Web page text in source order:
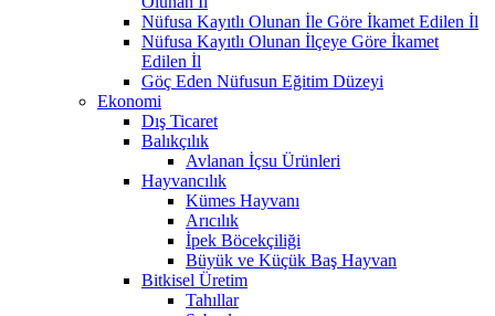
Nüfusa Kayıtlı Olunan İle Göre İkamet Edilen İl
Nüfusa Kayıtlı Olunan İlçeye Göre İkamet
Edilen İl
Göç Eden Nüfusun Eğitim Düzeyi
Ekonomi
Dış Ticaret
Balıkçılık
Avlanan İçsu Ürünleri
Hayvancılık
Kümes Hayvanı
Arıcılık
İpek Böcekçiliği
Büyük ve Küçük Baş Hayvan
Bitkisel Üretim
Tahıllar